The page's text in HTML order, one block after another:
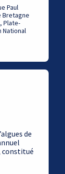
Paul
Bretagne
Plate-
National
de
constitué